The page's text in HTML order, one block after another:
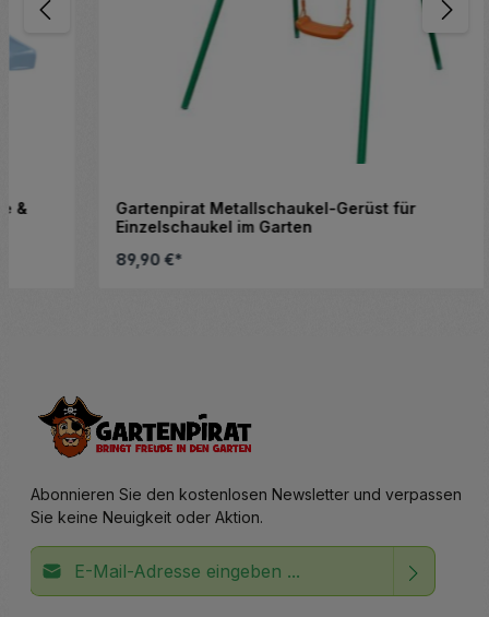
Gartenpirat Metallschaukel-Gerüst für
Einzelschaukel im Garten
Abonnieren Sie den kostenlosen Newsletter und verpassen
Sie keine Neuigkeit oder Aktion.
E-Mail-Adresse*